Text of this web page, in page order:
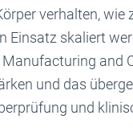
verhalten,
Einsatz skaliert
and
und das
und